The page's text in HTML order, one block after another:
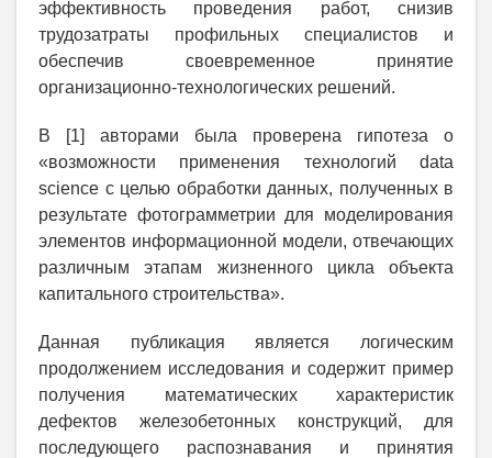
эффективность проведения работ, снизив
трудозатраты профильных специалистов и
обеспечив своевременное принятие
организационно-технологических решений.
В [1] авторами была проверена гипотеза о
«возможности применения технологий data
science с целью обработки данных, полученных в
результате фотограмметрии для моделирования
элементов информационной модели, отвечающих
различным этапам жизненного цикла объекта
капитального строительства».
Данная публикация является логическим
продолжением исследования и содержит пример
получения математических характеристик
дефектов железобетонных конструкций, для
последующего распознавания и принятия